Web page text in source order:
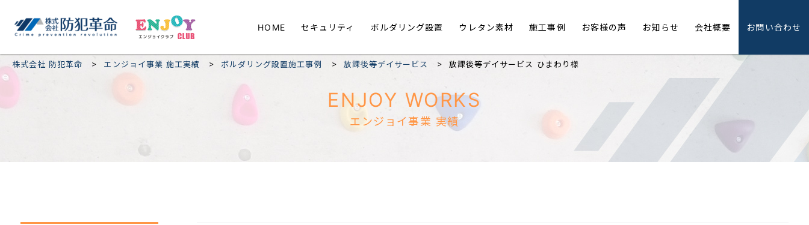
HOME セキュリティ ボルダリング設置 ウレタン素材 施工事例 お客様の声 お知らせ 会社概要 お問い合わせ
株式会社 防犯革命 > エンジョイ事業 施工実績 > ボルダリング設置施工事例 > 放課後等デイサービス > 放課後等デイサービス ひまわり様
ENJOY WORKS
エンジョイ事業 実績